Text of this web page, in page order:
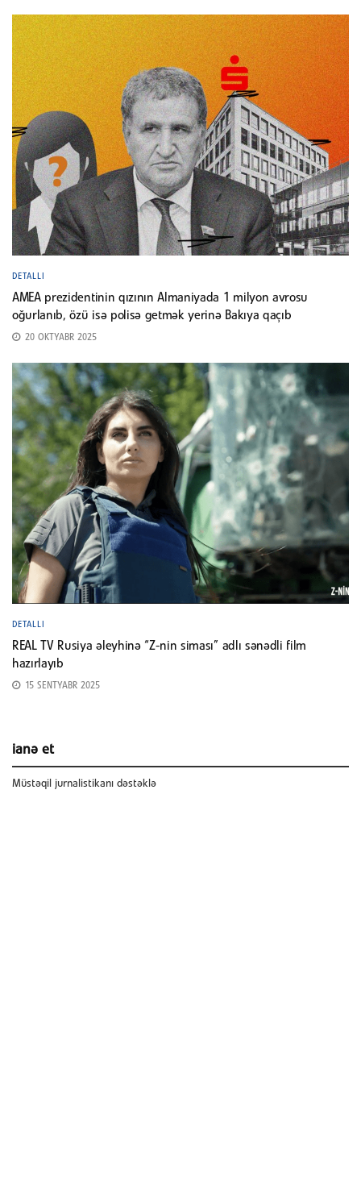
DETALLI
AMEA prezidentinin qızının Almaniyada 1 milyon avrosu
oğurlanıb, özü isə polisə getmək yerinə Bakıya qaçıb
20 OKTYABR 2025
DETALLI
REAL TV Rusiya əleyhinə “Z-nin siması” adlı sənədli film
hazırlayıb
15 SENTYABR 2025
ianə et
Müstəqil jurnalistikanı dəstəklə